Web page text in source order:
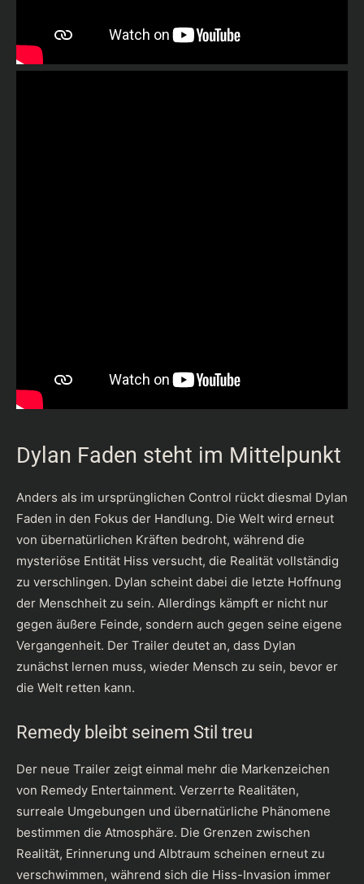
Dylan Faden steht im Mittelpunkt
Anders als im ursprünglichen Control rückt diesmal Dylan
Faden in den Fokus der Handlung. Die Welt wird erneut
von übernatürlichen Kräften bedroht, während die
mysteriöse Entität Hiss versucht, die Realität vollständig
zu verschlingen. Dylan scheint dabei die letzte Hoffnung
der Menschheit zu sein. Allerdings kämpft er nicht nur
gegen äußere Feinde, sondern auch gegen seine eigene
Vergangenheit. Der Trailer deutet an, dass Dylan
zunächst lernen muss, wieder Mensch zu sein, bevor er
die Welt retten kann.
Remedy bleibt seinem Stil treu
Der neue Trailer zeigt einmal mehr die Markenzeichen
von Remedy Entertainment. Verzerrte Realitäten,
surreale Umgebungen und übernatürliche Phänomene
bestimmen die Atmosphäre. Die Grenzen zwischen
Realität, Erinnerung und Albtraum scheinen erneut zu
verschwimmen, während sich die Hiss-Invasion immer